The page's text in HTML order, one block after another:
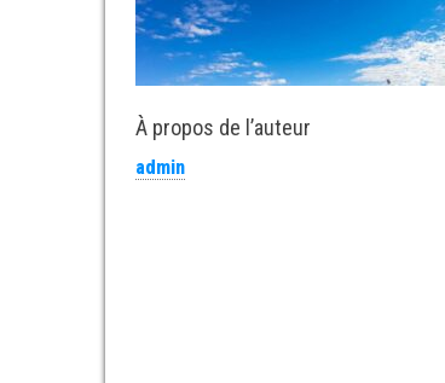
À propos de l’auteur
admin